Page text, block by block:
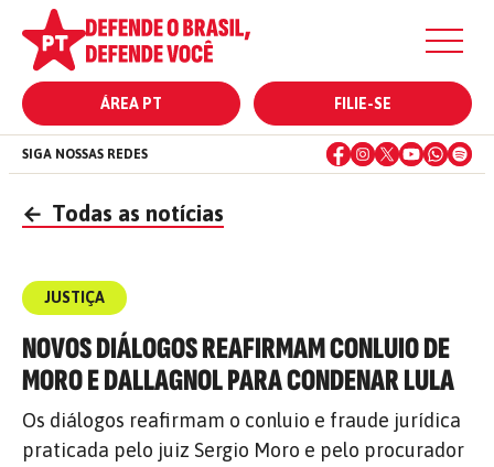
ÁREA PT FILIE-SE
SIGA NOSSAS REDES
← Todas as notícias
JUSTIÇA
NOVOS DIÁLOGOS REAFIRMAM CONLUIO DE
MORO E DALLAGNOL PARA CONDENAR LULA
Os diálogos reafirmam o conluio e fraude jurídica
praticada pelo juiz Sergio Moro e pelo procurador